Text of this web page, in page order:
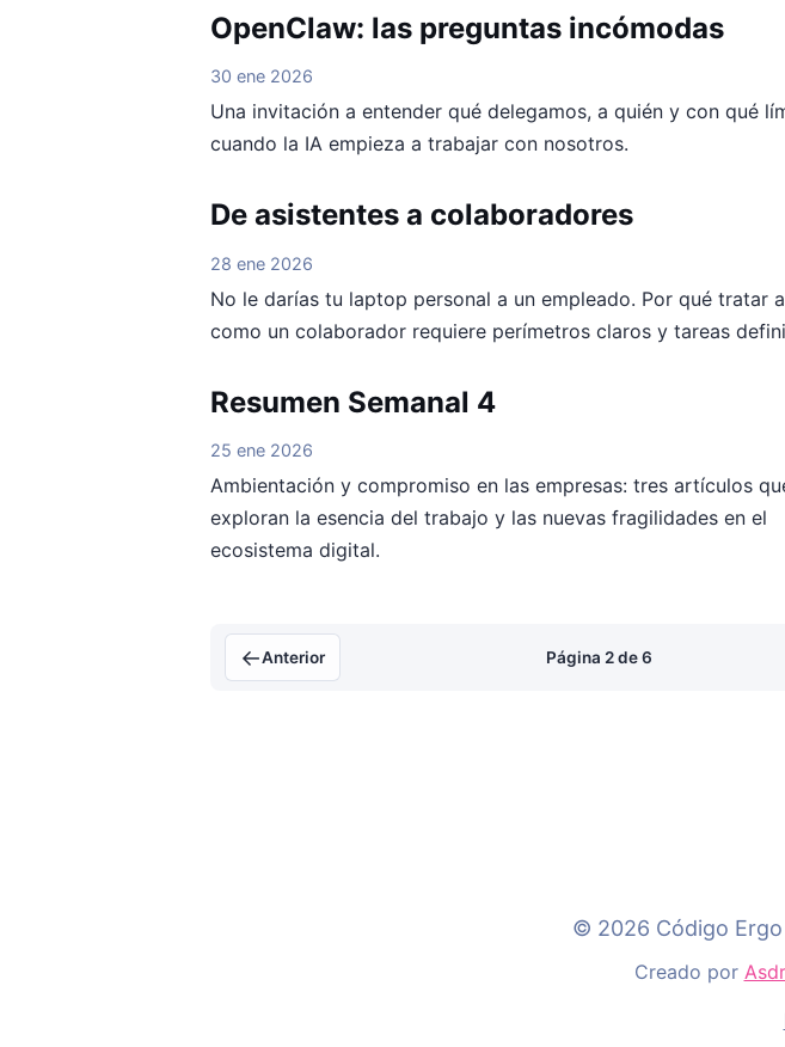
OpenClaw: las preguntas incómodas
30 ene 2026
Una invitación a entender qué delegamos, a quién y con qué
cuando la IA empieza a trabajar con nosotros.
De asistentes a colaboradores
28 ene 2026
No le darías tu laptop personal a un empleado. Por qué tratar
como un colaborador requiere perímetros claros y tareas
Resumen Semanal 4
25 ene 2026
Ambientación y compromiso en las empresas: tres artículos
exploran la esencia del trabajo y las nuevas fragilidades en el
ecosistema digital.
←Anterior Página 2 de 6
© 2026 Código
Creado por